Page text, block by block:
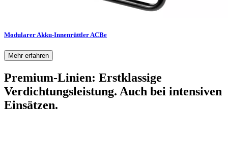
Modularer Akku-Innenrüttler ACBe
Mehr erfahren
Premium-Linien: Erstklassige
Verdichtungsleistung. Auch bei intensiven
Einsätzen.